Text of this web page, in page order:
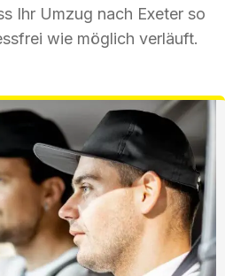
Ihr Umzug nach Exeter so
wie möglich verläuft.